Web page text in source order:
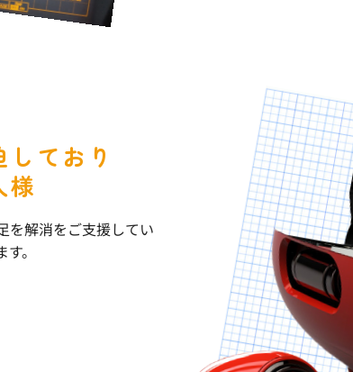
ており
様
を解消をご支援してい
。